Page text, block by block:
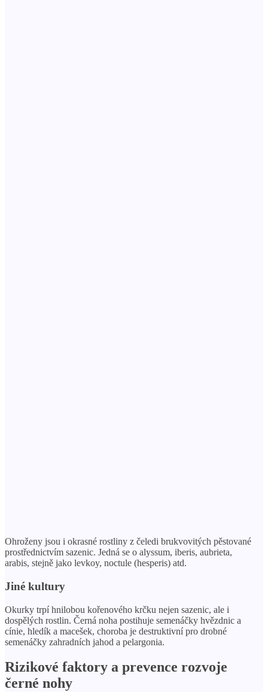
Ohroženy jsou i okrasné rostliny z čeledi brukvovitých pěstované
prostřednictvím sazenic. Jedná se o alyssum, iberis, aubrieta,
arabis, stejně jako levkoy, noctule (hesperis) atd.
Jiné kultury
Okurky trpí hnilobou kořenového krčku nejen sazenic, ale i
dospělých rostlin. Černá noha postihuje semenáčky hvězdnic a
cínie, hledík a macešek, choroba je destruktivní pro drobné
semenáčky zahradních jahod a pelargonia.
Rizikové faktory a prevence rozvoje
černé nohy